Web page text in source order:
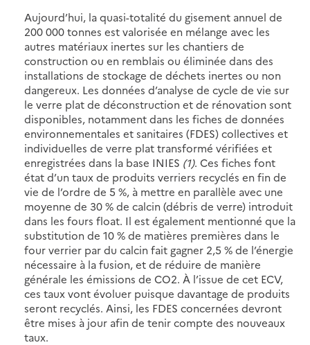
Aujourd’hui, la quasi-totalité du gisement annuel de
200 000 tonnes est valorisée en mélange avec les
autres matériaux inertes sur les chantiers de
construction ou en remblais ou éliminée dans des
installations de stockage de déchets inertes ou non
dangereux. Les données d’analyse de cycle de vie sur
le verre plat de déconstruction et de rénovation sont
disponibles, notamment dans les fiches de données
environnementales et sanitaires (FDES) collectives et
individuelles de verre plat transformé vérifiées et
enregistrées dans la base INIES (1). Ces fiches font
état d’un taux de produits verriers recyclés en fin de
vie de l’ordre de 5 %, à mettre en parallèle avec une
moyenne de 30 % de calcin (débris de verre) introduit
dans les fours float. Il est également mentionné que la
substitution de 10 % de matières premières dans le
four verrier par du calcin fait gagner 2,5 % de l’énergie
nécessaire à la fusion, et de réduire de manière
générale les émissions de CO2. À l’issue de cet ECV,
ces taux vont évoluer puisque davantage de produits
seront recyclés. Ainsi, les FDES concernées devront
être mises à jour afin de tenir compte des nouveaux
taux.